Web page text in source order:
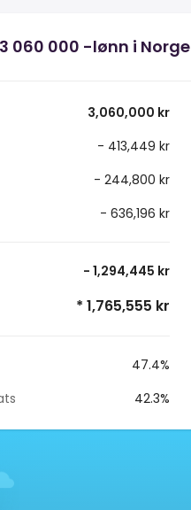
060 000 -lønn i Norge
3,060,000 kr
- 413,449 kr
- 244,800 kr
- 636,196 kr
- 1,294,445 kr
* 1,765,555 kr
47.4%
42.3%